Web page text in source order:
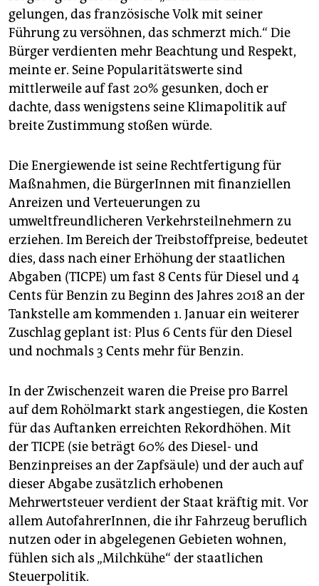
gelungen, das französische Volk mit seiner
Führung zu versöhnen, das schmerzt mich.“ Die
Bürger verdienten mehr Beachtung und Respekt,
meinte er. Seine Popularitätswerte sind
mittlerweile auf fast 20% gesunken, doch er
dachte, dass wenigstens seine Klimapolitik auf
breite Zustimmung stoßen würde.
Die Energiewende ist seine Rechtfertigung für
Maßnahmen, die BürgerInnen mit finanziellen
Anreizen und Verteuerungen zu
umweltfreundlicheren Verkehrsteilnehmern zu
erziehen. Im Bereich der Treibstoffpreise, bedeutet
dies, dass nach einer Erhöhung der staatlichen
Abgaben (TICPE) um fast 8 Cents für Diesel und 4
Cents für Benzin zu Beginn des Jahres 2018 an der
Tankstelle am kommenden 1. Januar ein weiterer
Zuschlag geplant ist: Plus 6 Cents für den Diesel
und nochmals 3 Cents mehr für Benzin.
In der Zwischenzeit waren die Preise pro Barrel
auf dem Rohölmarkt stark angestiegen, die Kosten
für das Auftanken erreichten Rekordhöhen. Mit
der TICPE (sie beträgt 60% des Diesel- und
Benzinpreises an der Zapfsäule) und der auch auf
dieser Abgabe zusätzlich erhobenen
Mehrwertsteuer verdient der Staat kräftig mit. Vor
allem AutofahrerInnen, die ihr Fahrzeug beruflich
nutzen oder in abgelegenen Gebieten wohnen,
fühlen sich als „Milchkühe“ der staatlichen
Steuerpolitik.